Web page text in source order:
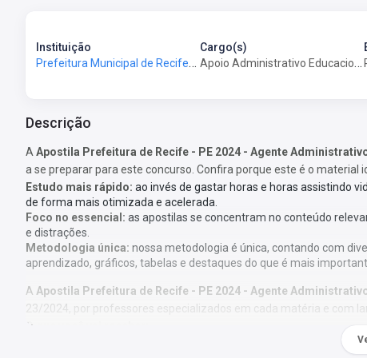
Instituição
Prefeitura Municipal de Recife-PE - Prefeitura de Recife-PE
Cargo(s)
Apoio Administrativo Educacional
Descrição
A Apostila Prefeitura de Recife - PE 2024 - Agente
a se preparar para este concurso. Confira porque este é o material
Estudo mais rápido: ao invés de gastar horas e horas assistindo
de forma mais otimizada e acelerada.
Foco no essencial: as apostilas se concentram no conteúdo
e distrações.
Metodologia única: nossa metodologia é única, contando com
aprendizado, gráficos, tabelas e destaques do que é mais
A Apostila Prefeitura de Recife - PE 2024 - Agente
23/2024, por professores especializados em cada matéria e com
O que você vai receber:
Apostila com todo o conteúdo teórico necessário para sua